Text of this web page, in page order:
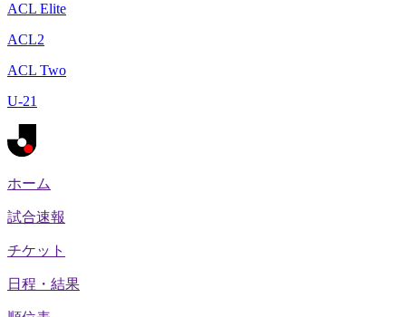
ACL Elite
ACL2
ACL Two
U-21
ホーム
試合速報
チケット
日程・結果